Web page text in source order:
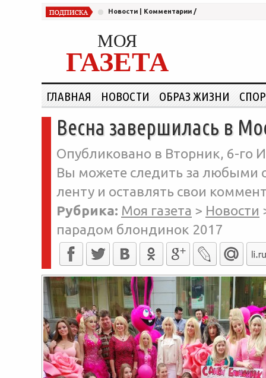
Новости Комментарии /
МОЯ
ГАЗЕТА
ГЛАВНАЯ НОВОСТИ ОБРАЗ ЖИЗНИ
Весна завершилась в
Опубликовано в Вторник, 6-го
Вы можете следить за любыми
ленту и оставлять свои
Рубрика: Моя газета > Новости
парадом блондинок 2017